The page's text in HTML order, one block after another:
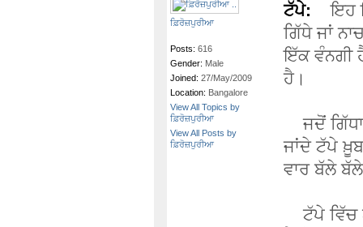
ਫ਼ਿਰੋਜ਼ਪੁਰੀਆ
Posts: 616
Gender: Male
Joined: 27/May/2009
Location: Bangalore
View All Topics by
ਫ਼ਿਰੋਜ਼ਪੁਰੀਆ
View All Posts by
ਫ਼ਿਰੋਜ਼ਪੁਰੀਆ
ਟੱਪੇ: ਇਹ
ਗਿੱਧੇ ਜਾਂ
ਇੱਕ ਵੰਨਗੀ
ਹੈ।
ਜਦੋਂ ਗਿੱਧਾ
ਜਾਂਦੇ ਟੱਪੇ
ਵਾਰ ਬੱਲੇ
ਟੱਪੇ ਵਿੱਚ